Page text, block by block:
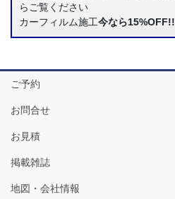
らご覧ください
カーフィルム施工今なら15%OFF!!
ご予約
お問合せ
お見積
掲載雑誌
地図・会社情報